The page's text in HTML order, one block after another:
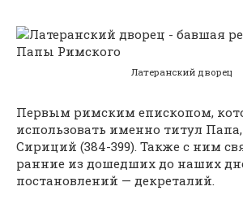
Латеранский дворец
Первым римским епископом,
использовать именно титул Папа,
Сириций (384-399). Также с ним
ранние из дошедших до наших
постановлений — декреталий.